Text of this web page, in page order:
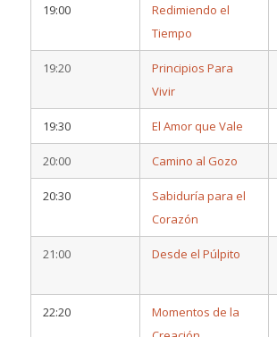
19:00
Redimiendo el
Tiempo
19:20
Principios Para
Vivir
19:30 El Amor que Vale
20:00 Camino al Gozo
20:30
Sabiduría para el
Corazón
21:00 Desde el Púlpito
22:20
Momentos de la